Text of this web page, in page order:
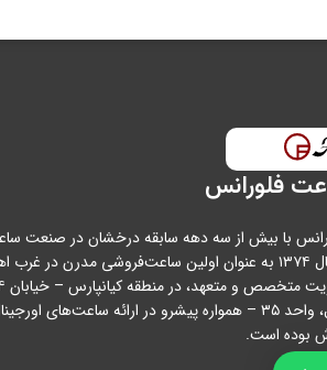
فلورانس
با بیش از سه دهه سابقه درخشان در صنعت
حرفه‌ای خود را از سال ۱۳۷۴ به عنوان اولین ساعت‌فروشی مدرن در
خرید برج، طبقه اول، واحد ۳۵ – همواره پیشرو در ارائه
بوده است.